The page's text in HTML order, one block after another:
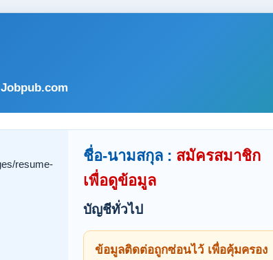
Jobpub.com
ชื่อ-นามสกุล : สมัครสมาชิก
เพื่อดูข้อมูล
บัญชีทั่วไป
ข้อมูลติดต่อถูกซ่อนไว้ เพื่อคุ้มครอง